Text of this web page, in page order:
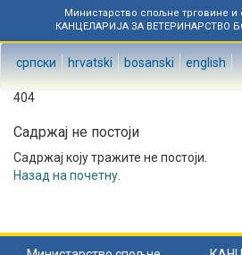
Министарство спољне трговине и
КАНЦЕЛАРИЈА ЗА ВЕТЕРИНАРСТВО
српски hrvatski bosanski english
404
Садржај не постоји
Садржај коју тражите не постоји.
Назад на почетну